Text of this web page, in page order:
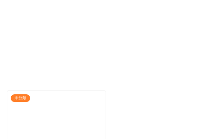
未分類